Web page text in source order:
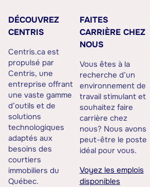
DÉCOUVREZ
CENTRIS
Centris.ca est
propulsé par
Centris, une
entreprise offrant
une vaste gamme
d’outils et de
solutions
technologiques
adaptés aux
besoins des
courtiers
immobiliers du
Québec.
FAITES
CARRIÈRE CHEZ
NOUS
Vous êtes à la
recherche d’un
environnement de
travail stimulant et
souhaitez faire
carrière chez
nous? Nous avons
peut-être le poste
idéal pour vous.
Voyez les emplois
disponibles